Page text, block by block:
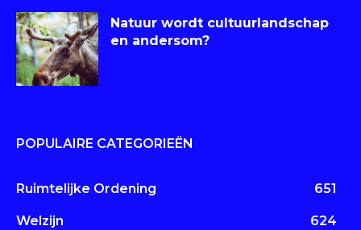
Natuur wordt cultuurlandschap
en andersom?
POPULAIRE CATEGORIEËN
Ruimtelijke Ordening 651
Welzijn 624